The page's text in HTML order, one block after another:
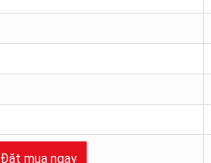
Đặt mua ngay